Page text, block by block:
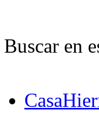
Buscar en